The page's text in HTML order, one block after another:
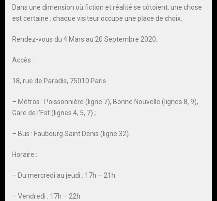
Dans une dimension où fiction et réalité se côtoient, une chose
est certaine : chaque visiteur occupe une place de choix.
Rendez-vous du 4 Mars au 20 Septembre 2020.
Accès :
18, rue de Paradis, 75010 Paris
– Métros : Poissonnière (ligne 7), Bonne Nouvelle (lignes 8, 9),
Gare de l’Est (lignes 4, 5, 7) ;
– Bus : Faubourg Saint Denis (ligne 32).
Horaire :
– Du mercredi au jeudi : 17h – 21h
– Vendredi : 17h – 22h